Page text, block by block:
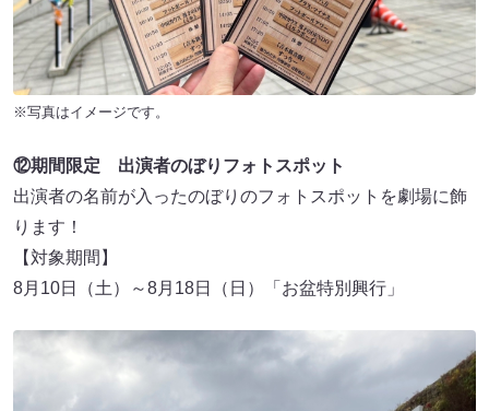
※写真はイメージです。
⑫期間限定 出演者のぼりフォトスポット
出演者の名前が入ったのぼりのフォトスポットを劇場に飾
ります！
【対象期間】
8⽉10⽇（土）～8⽉18⽇（⽇）「お盆特別興行」